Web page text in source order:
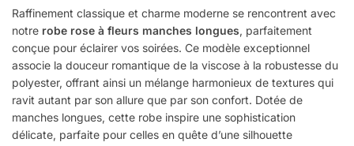
Raffinement classique et charme moderne se rencontrent avec
notre robe rose à fleurs manches longues, parfaitement
conçue pour éclairer vos soirées. Ce modèle exceptionnel
associe la douceur romantique de la viscose à la robustesse du
polyester, offrant ainsi un mélange harmonieux de textures qui
ravit autant par son allure que par son confort. Dotée de
manches longues, cette robe inspire une sophistication
délicate, parfaite pour celles en quête d’une silhouette